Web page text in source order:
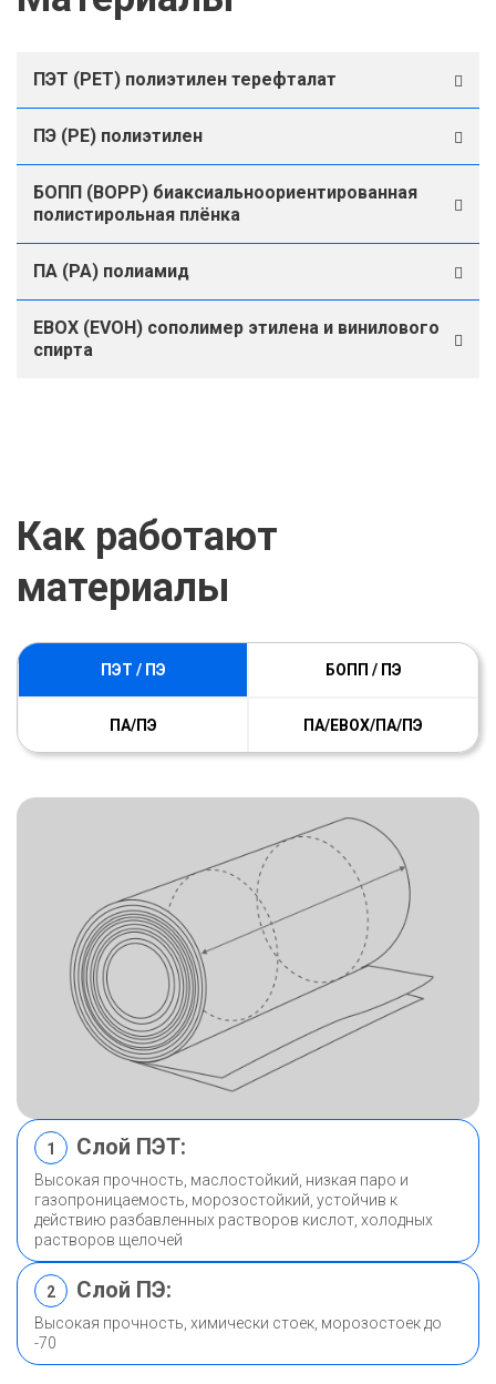
ПЭТ (PET) полиэтилен терефталат
ПЭ (PE) полиэтилен
БОПП (BOPP) биаксиальноориентированная
полистирольная плёнка
ПА (PA) полиамид
ЕВОХ (EVOH) сополимер этилена и винилового
спирта
Как работают
материалы
ПЭТ / ПЭ БОПП / ПЭ
ПA/ПЭ ПА/ЕВОХ/ПА/ПЭ
1 Слой ПЭТ:
Высокая прочность, маслостойкий, низкая паро и
газопроницаемость, морозостойкий, устойчив к
действию разбавленных растворов кислот, холодных
растворов щелочей
2 Слой ПЭ:
Высокая прочность, химически стоек, морозостоек до
-70